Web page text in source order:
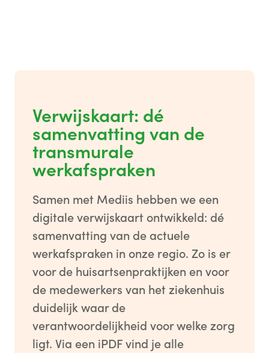
Verwijskaart: dé
samenvatting van de
transmurale
werkafspraken
Samen met Mediis hebben we een
digitale verwijskaart ontwikkeld: dé
samenvatting van de actuele
werkafspraken in onze regio. Zo is er
voor de huisartsenpraktijken en voor
de medewerkers van het ziekenhuis
duidelijk waar de
verantwoordelijkheid voor welke zorg
ligt. Via een iPDF vind je alle